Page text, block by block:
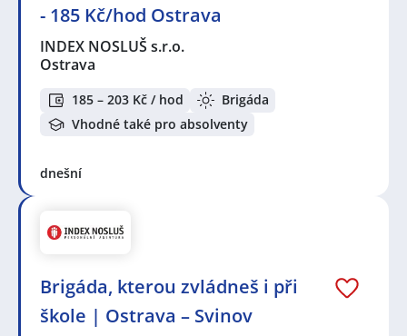
- 185 Kč/hod Ostrava
INDEX NOSLUŠ s.r.o.
Ostrava
185 – 203 Kč / hod
Brigáda
Vhodné také pro absolventy
dnešní
Brigáda, kterou zvládneš i při
škole | Ostrava – Svinov